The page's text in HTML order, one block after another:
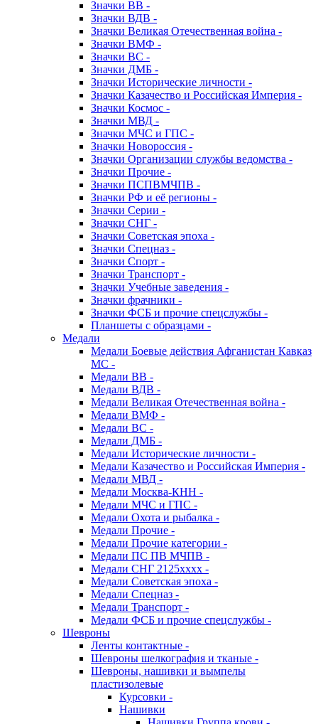
Значки ВВ -
Значки ВДВ -
Значки Великая Отечественная война -
Значки ВМФ -
Значки ВС -
Значки ДМБ -
Значки Исторические личности -
Значки Казачество и Российская Империя -
Значки Космос -
Значки МВД -
Значки МЧС и ГПС -
Значки Новороссия -
Значки Организации службы ведомства -
Значки Прочие -
Значки ПСПВМЧПВ -
Значки РФ и её регионы -
Значки Серии -
Значки СНГ -
Значки Советская эпоха -
Значки Спецназ -
Значки Спорт -
Значки Транспорт -
Значки Учебные заведения -
Значки фрачники -
Значки ФСБ и прочие спецслужбы -
Планшеты с образцами -
Медали
Медали Боевые действия Афганистан Кавказ
МС -
Медали ВВ -
Медали ВДВ -
Медали Великая Отечественная война -
Медали ВМФ -
Медали ВС -
Медали ДМБ -
Медали Исторические личности -
Медали Казачество и Российская Империя -
Медали МВД -
Медали Москва-КНН -
Медали МЧС и ГПС -
Медали Охота и рыбалка -
Медали Прочие -
Медали Прочие категории -
Медали ПС ПВ МЧПВ -
Медали СНГ 2125хххх -
Медали Советская эпоха -
Медали Спецназ -
Медали Транспорт -
Медали ФСБ и прочие спецслужбы -
Шевроны
Ленты контактные -
Шевроны шелкография и тканые -
Шевроны, нашивки и вымпелы
пластизолевые
Курсовки -
Нашивки